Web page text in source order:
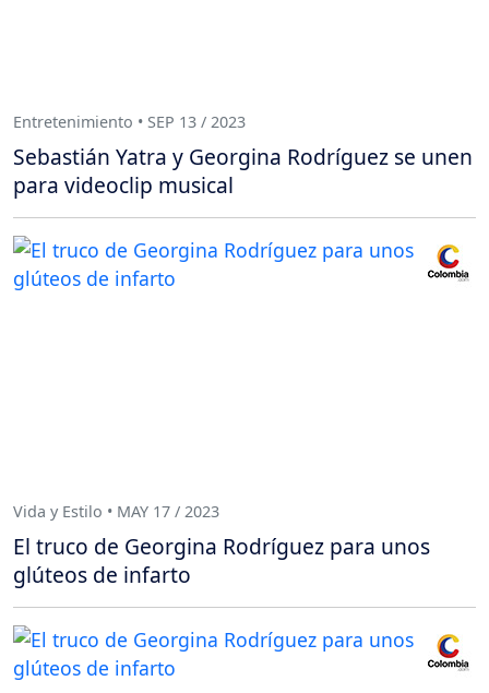
Entretenimiento • SEP 13 / 2023
Sebastián Yatra y Georgina Rodríguez se unen
para videoclip musical
Vida y Estilo • MAY 17 / 2023
El truco de Georgina Rodríguez para unos
glúteos de infarto